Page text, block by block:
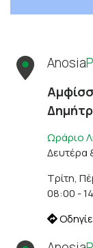
Anosia
Ωράριο
Δευτέρα
Τρίτη,
08:00 -